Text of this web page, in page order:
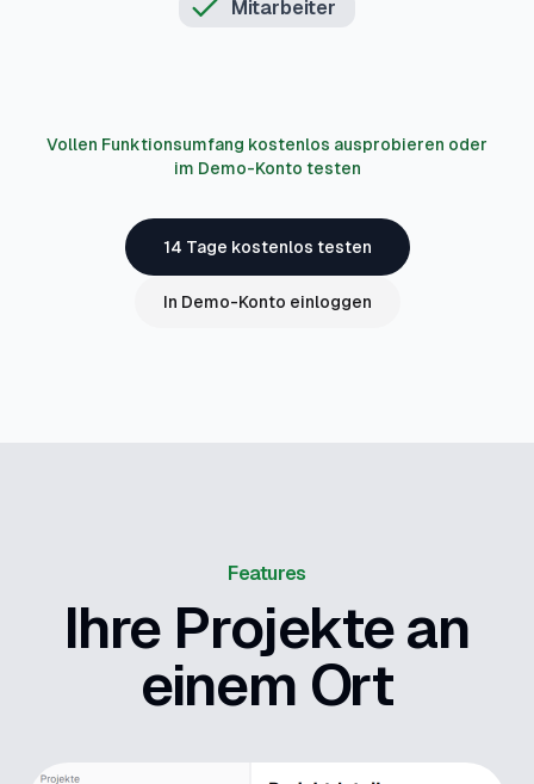
Mitarbeiter
Vollen Funktionsumfang kostenlos ausprobieren oder
im Demo-Konto testen
14 Tage kostenlos testen
In Demo-Konto einloggen
Features
Ihre Projekte an
einem Ort